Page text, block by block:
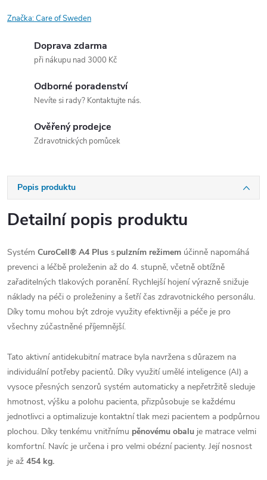
Značka:Care of Sweden
Doprava zdarma
při nákupu nad 3000 Kč
Odborné poradenství
Nevíte si rady? Kontaktujte nás.
Ověřený prodejce
Zdravotnických pomůcek
Popis produktu
Detailní popis produktu
Systém CuroCell® A4 Plus s pulzním režimem účinně napomáhá
prevenci a léčbě proleženin až do 4. stupně, včetně obtížně
zařaditelných tlakových poranění. Rychlejší hojení výrazně snižuje
náklady na péči o proleženiny a šetří čas zdravotnického personálu.
Díky tomu mohou být zdroje využity efektivněji a péče je pro
všechny zúčastněné příjemnější.
Tato aktivní antidekubitní matrace byla navržena s důrazem na
individuální potřeby pacientů. Díky využití umělé inteligence (AI) a
vysoce přesných senzorů systém automaticky a nepřetržitě sleduje
hmotnost, výšku a polohu pacienta, přizpůsobuje se každému
jednotlivci a optimalizuje kontaktní tlak mezi pacientem a podpůrnou
plochou. Díky tenkému vnitřnímu pěnovému obalu je matrace velmi
komfortní. Navíc je určena i pro velmi obézní pacienty. Její nosnost
je až 454 kg.